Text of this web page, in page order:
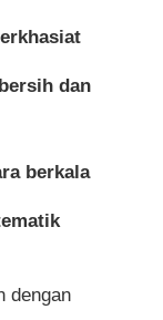
dibuahi
dan
berkala
dengan